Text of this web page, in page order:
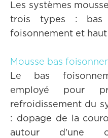
Les systèmes
trois types : bas
foisonnement et
Mousse bas
Le bas
employé pour
refroidissement du
: dopage de la
autour d'une